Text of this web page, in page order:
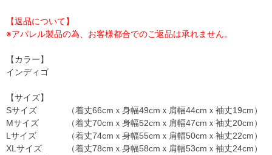
【返品について】
※アパレル製品の為、お客様都合でのご返品は承れません。
【カラー】
インディゴ
【サイズ】
Sサイズ
（着丈66cmｘ身幅49cmｘ肩幅44cmｘ袖丈19cm）
Mサイズ
（着丈70cmｘ身幅52cmｘ肩幅47cmｘ袖丈20cm）
Lサイズ
（着丈74cmｘ身幅55cmｘ肩幅50cmｘ袖丈22cm）
XLサイズ
（着丈78cmｘ身幅58cmｘ肩幅53cmｘ袖丈24cm）